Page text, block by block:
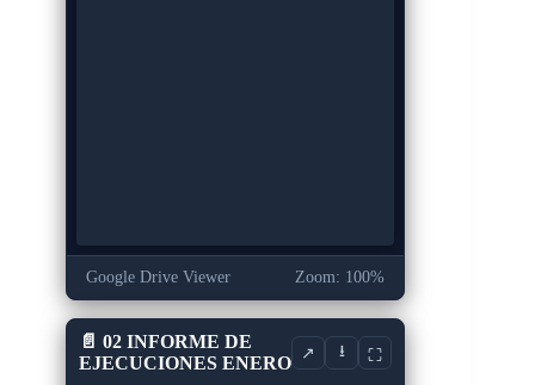
Google Drive Viewer Zoom: 100%
📄 02 INFORME DE
EJECUCIONES ENERO
↗ ⭳ ⛶